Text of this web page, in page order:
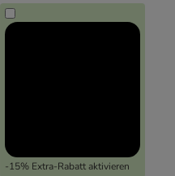
-15% Extra-Rabatt aktivieren